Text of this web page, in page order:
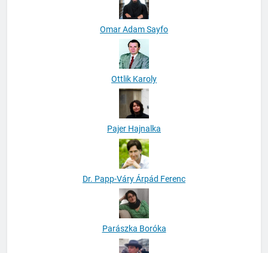
Omar Adam Sayfo
Ottlik Karoly
Pajer Hajnalka
Dr. Papp-Váry Árpád Ferenc
Parászka Boróka